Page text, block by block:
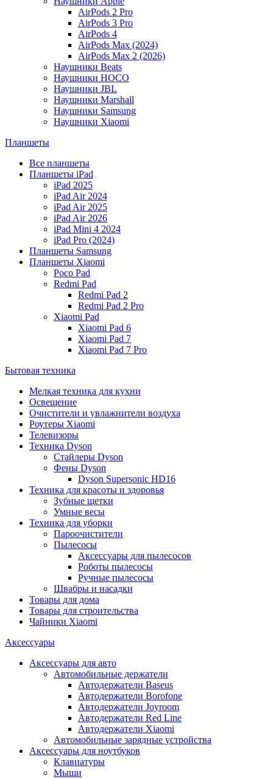
AirPods 2 Pro
AirPods 3 Pro
AirPods 4
AirPods Max (2024)
AirPods Max 2 (2026)
Наушники Beats
Наушники HOCO
Наушники JBL
Наушники Marshall
Наушники Samsung
Наушники Xiaomi
Планшеты
Все планшеты
Планшеты iPad
iPad 2025
iPad Air 2024
iPad Air 2025
iPad Air 2026
iPad Mini 4 2024
iPad Pro (2024)
Планшеты Samsung
Планшеты Xiaomi
Poco Pad
Redmi Pad
Redmi Pad 2
Redmi Pad 2 Pro
Xiaomi Pad
Xiaomi Pad 6
Xiaomi Pad 7
Xiaomi Pad 7 Pro
Бытовая техника
Мелкая техника для кухни
Освещение
Очистители и увлажнители воздуха
Роутеры Xiaomi
Телевизоры
Техника Dyson
Стайлеры Dyson
Фены Dyson
Dyson Supersonic HD16
Техника для красоты и здоровья
Зубные щетки
Умные весы
Техника для уборки
Пароочистители
Пылесосы
Аксессуары для пылесосов
Роботы пылесосы
Ручные пылесосы
Швабры и насадки
Товары для дома
Товары для строительства
Чайники Xiaomi
Аксессуары
Аксессуары для авто
Автомобильные держатели
Автодержатели Baseus
Автодержатели Borofone
Автодержатели Joyroom
Автодержатели Red Line
Автодержатели Xiaomi
Автомобильные зарядные устройства
Аксессуары для ноутбуков
Клавиатуры
Мыши